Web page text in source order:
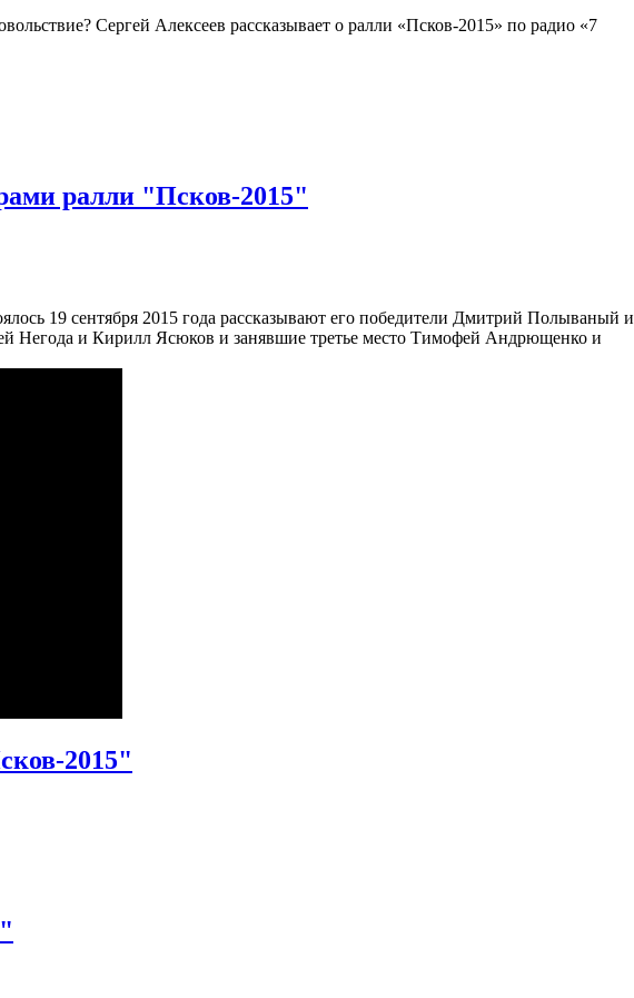
Сергей Алексеев рассказывает о ралли «Псков-2015» по радио «7
ралли "Псков-2015"
19 сентября 2015 года рассказывают его победители Дмитрий Полываный и
Негода и Кирилл Ясюков и занявшие третье место Тимофей Андрющенко и
2015"